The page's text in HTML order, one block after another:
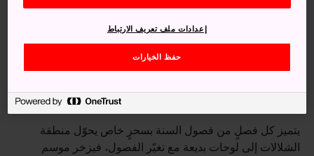
يتميز كل فصلٍ من فصول السنة بسحرٍ خاص يحوّل منطقة
الشلالات إلى لوحات بديعة مع تغيّر الفصول، فيزخر موسم
حفظ الخيارات
إعدادات ملف تعريف الارتباط